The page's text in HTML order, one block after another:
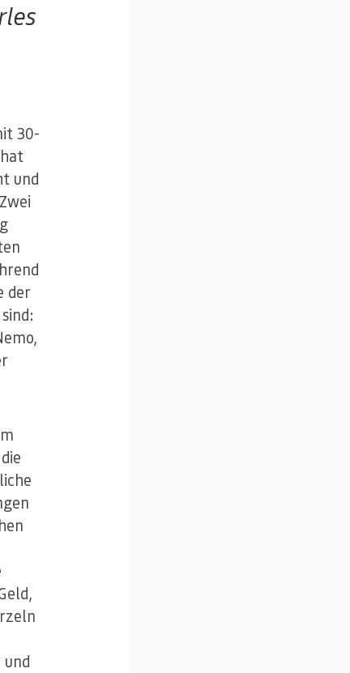
30-
und
der
und